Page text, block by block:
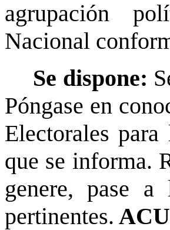
agrupación
Nacional
Se dispone:
Póngase en
Electorales
que se informa.
genere, pase
pertinentes.